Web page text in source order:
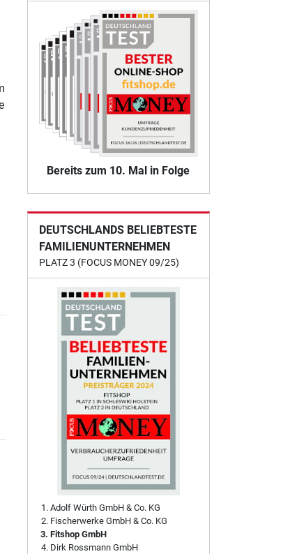
Bereits zum 10. Mal in Folge
DEUTSCHLANDS BELIEBTESTE
FAMILIENUNTERNEHMEN
PLATZ 3 (FOCUS MONEY 09/25)
Adolf Würth GmbH & Co. KG
Fischerwerke GmbH & Co. KG
Fitshop GmbH
Dirk Rossmann GmbH